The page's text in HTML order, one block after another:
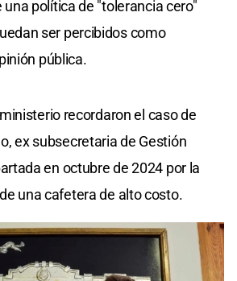
política de "tolerancia cero"
ser percibidos como
pública.
recordaron el caso de
ex subsecretaria de Gestión
en octubre de 2024 por la
una cafetera de alto costo.